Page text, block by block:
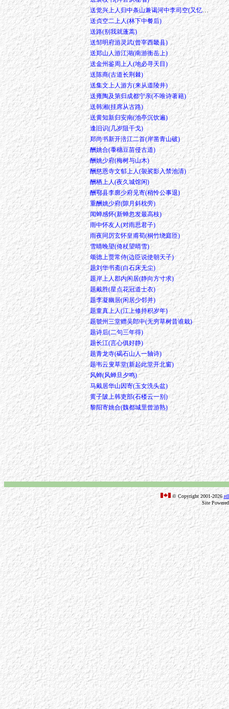
送觉兴上人归中条山兼谒河中李司空(又忆西岩寺)
送贞空二上人(林下中餐后)
送路(别我就蓬蒿)
送邹明府游灵武(曾宰西畿县)
送郑山人游江湖(南游衡岳上)
送金州鉴周上人(地必寻天目)
送陈商(古道长荆棘)
送集文上人游方(来从道陵井)
送雍陶及第归成都宁亲(不唯诗著籍)
送韩湘(挂席从古路)
送黄知新归安南(池亭沉饮遍)
逢旧识(几岁阻干戈)
郑尚书新开涪江二首(岸凿青山破)
酬姚合(黍穗豆苗侵古道)
酬姚少府(梅树与山木)
酬慈恩寺文郁上人(袈裟影入禁池清)
酬栖上人(夜久城馆闲)
酬鄠县李廓少府见寄(稍怜公事退)
重酬姚少府(隙月斜枕旁)
闻蝉感怀(新蝉忽发最高枝)
雨中怀友人(对雨思君子)
雨夜同厉玄怀皇甫荀(桐竹绕庭匝)
雪晴晚望(倚杖望晴雪)
颂德上贾常侍(边臣说使朝天子)
题刘华书斋(白石床无尘)
题岸上人郡内闲居(静向方寸求)
题戴胜(星点花冠道士衣)
题李凝幽居(闲居少邻并)
题童真上人(江上修持积岁年)
题虢州三堂赠吴郎中(无穷草树昔谁栽)
题诗后(二句三年得)
题长江(言心俱好静)
题青龙寺(碣石山人一轴诗)
题韦云叟草堂(新起此堂开北窗)
风蝉(风蝉旦夕鸣)
马戴居华山因寄(玉女洗头盆)
黄子陂上韩吏部(石楼云一别)
黎阳寄姚合(魏都城里曾游熟)
© Copyright 2001-2026
Site